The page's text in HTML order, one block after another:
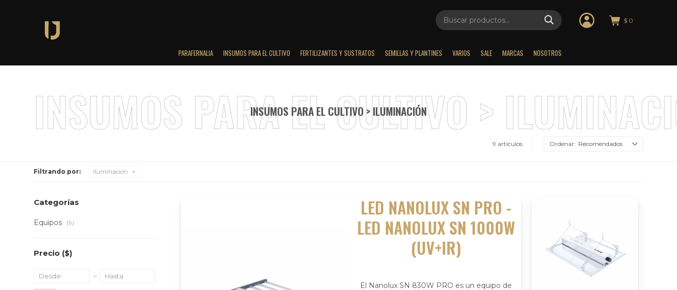
PARAFERNALIA INSUMOS PARA EL CULTIVO FERTILIZANTES Y SUSTRATOS SEMILLAS Y PLANTINES VARIOS SALE MARCAS NOSOTROS
$ 0
INSUMOS PARA EL CULTIVO > ILUMINACIÓN
9 artículos Recomendados
Filtrando por: Iluminación
LED NANOLUX SN PRO -
LED NANOLUX SN 1000W
(UV+IR)
El Nanolux SN 830W PRO es un equipo de
Categorías
Equipos (9)
Precio ($)